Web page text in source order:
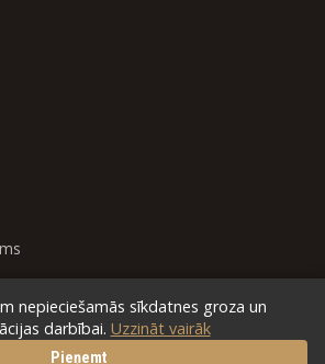
ORMIX . All rights reserved.
nepieciešamās sīkdatnes groza un
darbībai. Uzzināt vairāk
Pieņemt